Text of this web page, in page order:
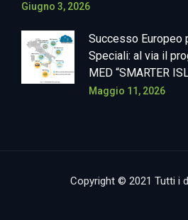
Giugno 3, 2026
Successo Europeo
Speciali: al via il
MED “SMARTER
Maggio 11, 2026
Copyright © 2021 Tutti i